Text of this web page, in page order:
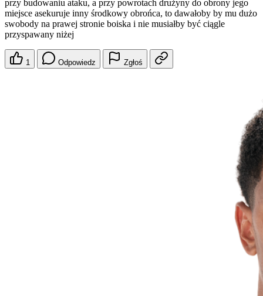
przy budowaniu ataku, a przy powrotach drużyny do obrony jego
miejsce asekuruje inny środkowy obrońca, to dawałoby by mu dużo
swobody na prawej stronie boiska i nie musiałby być ciągle
przyspawany niżej
1 Odpowiedz Zgłoś